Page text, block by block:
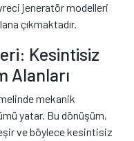
jeneratör modelleri
çıkmaktadır.
Kesintisiz
Alanları
mekanik
yatar. Bu dönüşüm,
ve böylece kesintisiz